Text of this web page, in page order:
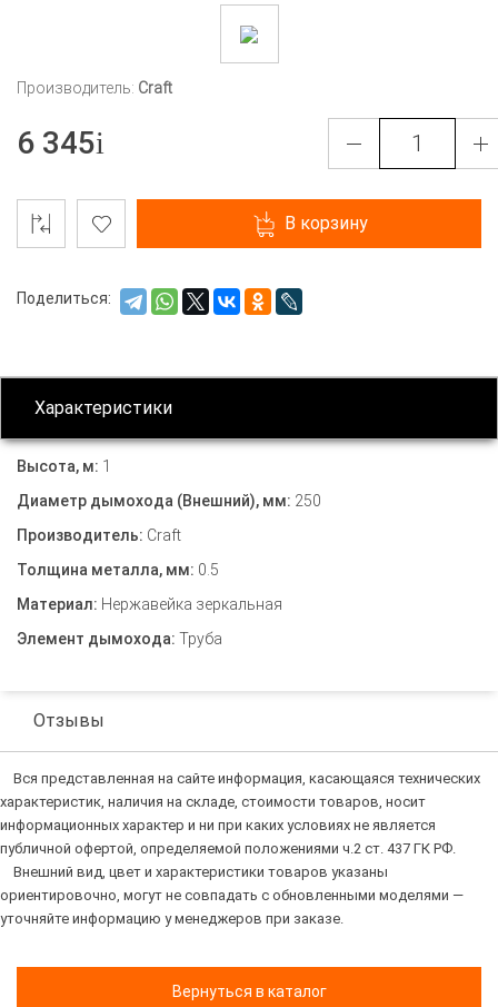
Производитель: Craft
6 345
В корзину
Поделиться:
Характеристики
Высота, м: 1
Диаметр дымохода (Внешний), мм: 250
Производитель: Craft
Толщина металла, мм: 0.5
Материал: Нержавейка зеркальная
Элемент дымохода: Труба
Отзывы
Вся представленная на сайте информация, касающаяся технических
характеристик, наличия на складе, стоимости товаров, носит
информационных характер и ни при каких условиях не является
публичной офертой, определяемой положениями ч.2 ст. 437 ГК РФ.
Внешний вид, цвет и характеристики товаров указаны
ориентировочно, могут не совпадать с обновленными моделями —
уточняйте информацию у менеджеров при заказе.
Вернуться в каталог